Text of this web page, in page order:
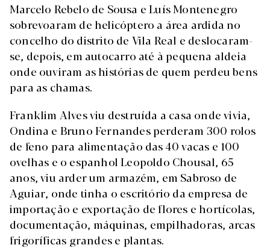
Marcelo Rebelo de Sousa e Luís Montenegro
sobrevoaram de helicóptero a área ardida no
concelho do distrito de Vila Real e deslocaram-
se, depois, em autocarro até à pequena aldeia
onde ouviram as histórias de quem perdeu bens
para as chamas.
Franklim Alves viu destruída a casa onde vivia,
Ondina e Bruno Fernandes perderam 300 rolos
de feno para alimentação das 40 vacas e 100
ovelhas e o espanhol Leopoldo Chousal, 65
anos, viu arder um armazém, em Sabroso de
Aguiar, onde tinha o escritório da empresa de
importação e exportação de flores e hortícolas,
documentação, máquinas, empilhadoras, arcas
frigoríficas grandes e plantas.